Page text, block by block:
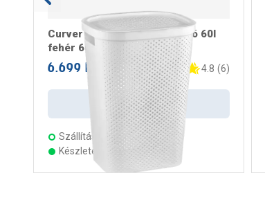
Curver infinity szennyestartó 60l
fehér 60,2x35,1x43,7cm
6.699 Ft / darab 4.8 (6)
Kosárba
Szállítás:
4 munkanap
Készleten 23 áruházban